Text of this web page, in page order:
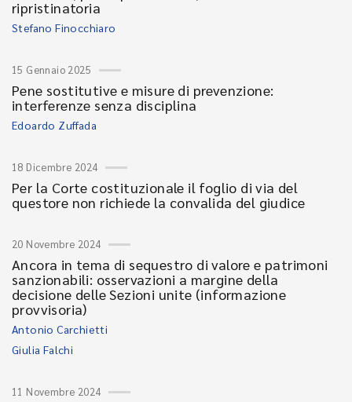
ripristinatoria
Stefano Finocchiaro
15 Gennaio 2025
Pene sostitutive e misure di prevenzione:
interferenze senza disciplina
Edoardo Zuffada
18 Dicembre 2024
Per la Corte costituzionale il foglio di via del
questore non richiede la convalida del giudice
20 Novembre 2024
Ancora in tema di sequestro di valore e patrimoni
sanzionabili: osservazioni a margine della
decisione delle Sezioni unite (informazione
provvisoria)
Antonio Carchietti
Giulia Falchi
11 Novembre 2024